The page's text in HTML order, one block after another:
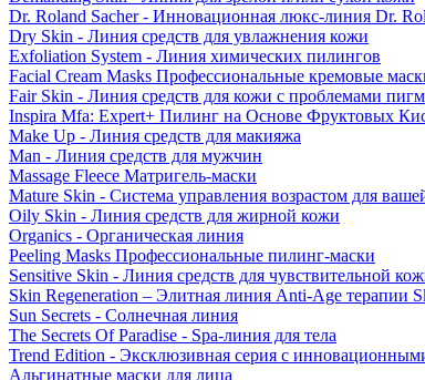
Dr. Roland Sacher - Инновационная люкс-линия Dr.
Dry Skin - Линия средств для увлажнения кожи
Exfoliation System - Линия химических пилингов
Facial Cream Masks Профессиональные кремовые
Fair Skin - Линия средств для кожи с проблемами
Inspira Mfa: Expert+ Пилинг на Основе Фруктовых
Make Up - Линия средств для макияжа
Man - Линия средств для мужчин
Massage Fleece Матригель-маски
Mature Skin - Система управления возрастом для
Oily Skin - Линия средств для жирной кожи
Organics - Органическая линия
Peeling Masks Профессиональные пилинг-маски
Sensitive Skin - Линия средств для чувствительной
Skin Regeneration – Элитная линия Anti-Age терапии
Sun Secrets - Солнечная линия
The Secrets Of Paradise - Spa-линия для тела
Trend Edition - Эксклюзивная серия с
Альгинатные маски для лица